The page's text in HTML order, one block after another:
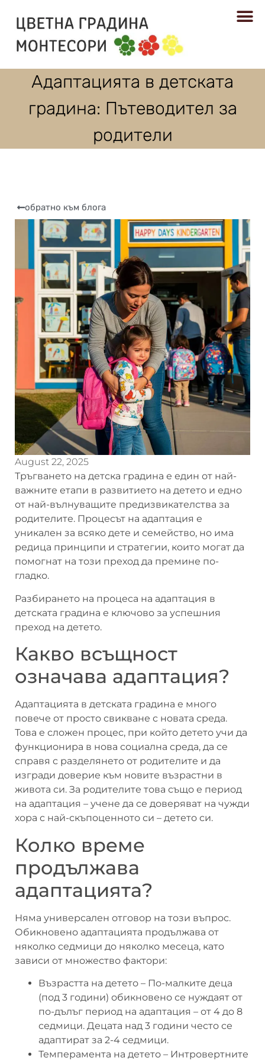
Адаптацията в детската
градина: Пътеводител за
родители
обратно към блога
August 22, 2025
Тръгването на детска градина е един от най-
важните етапи в развитието на детето и едно
от най-вълнуващите предизвикателства за
родителите. Процесът на адаптация е
уникален за всяко дете и семейство, но има
редица принципи и стратегии, които могат да
помогнат на този преход да премине по-
гладко.
Разбирането на процеса на адаптация в
детската градина е ключово за успешния
преход на детето.
Какво всъщност
означава адаптация?
Адаптацията в детската градина е много
повече от просто свикване с новата среда.
Това е сложен процес, при който детето учи да
функционира в нова социална среда, да се
справя с разделянето от родителите и да
изгради доверие към новите възрастни в
живота си. За родителите това също е период
на адаптация – учене да се доверяват на чужди
хора с най-скъпоценното си – детето си.
Колко време
продължава
адаптацията?
Няма универсален отговор на този въпрос.
Обикновено адаптацията продължава от
няколко седмици до няколко месеца, като
зависи от множество фактори:
Възрастта на детето – По-малките деца
(под 3 години) обикновено се нуждаят от
по-дълъг период на адаптация – от 4 до 8
седмици. Децата над 3 години често се
адаптират за 2-4 седмици.
Темперамента на детето – Интровертните